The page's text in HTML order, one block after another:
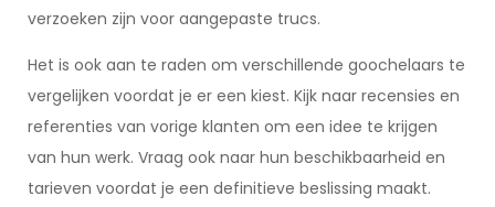
verzoeken zijn voor aangepaste trucs.
Het is ook aan te raden om verschillende goochelaars te
vergelijken voordat je er een kiest. Kijk naar recensies en
referenties van vorige klanten om een idee te krijgen
van hun werk. Vraag ook naar hun beschikbaarheid en
tarieven voordat je een definitieve beslissing maakt.